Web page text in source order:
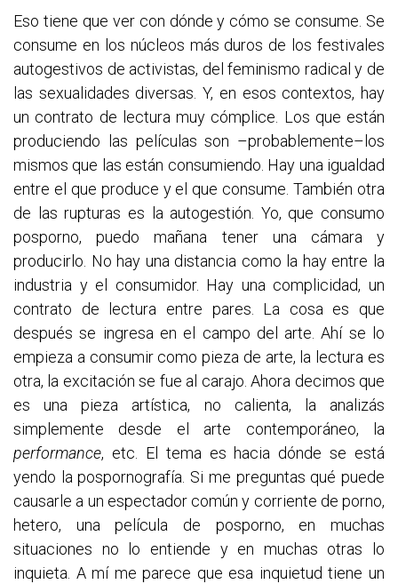
Eso tiene que ver con dónde y cómo se consume. Se
consume en los núcleos más duros de los festivales
autogestivos de activistas, del feminismo radical y de
las sexualidades diversas. Y, en esos contextos, hay
un contrato de lectura muy cómplice. Los que están
produciendo las películas son –probablemente–los
mismos que las están consumiendo. Hay una igualdad
entre el que produce y el que consume. También otra
de las rupturas es la autogestión. Yo, que consumo
posporno, puedo mañana tener una cámara y
producirlo. No hay una distancia como la hay entre la
industria y el consumidor. Hay una complicidad, un
contrato de lectura entre pares. La cosa es que
después se ingresa en el campo del arte. Ahí se lo
empieza a consumir como pieza de arte, la lectura es
otra, la excitación se fue al carajo. Ahora decimos que
es una pieza artística, no calienta, la analizás
simplemente desde el arte contemporáneo, la
performance, etc. El tema es hacia dónde se está
yendo la pospornografía. Si me preguntas qué puede
causarle a un espectador común y corriente de porno,
hetero, una película de posporno, en muchas
situaciones no lo entiende y en muchas otras lo
inquieta. A mí me parece que esa inquietud tiene un